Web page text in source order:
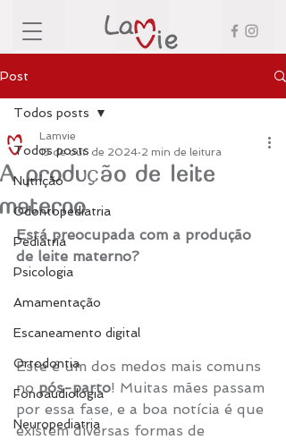
Post
Todos posts
Nutrição
Odontopediatria
Pediatria
Psicologia
Amamentação
Escaneamento digital
Ortodontia
Fonoaudiologia
Neuropediatria
Todos posts
A produção de leite
materno
Lamvie
15 de out. de 2024 2 min de leitura
Está preocupada com a produção
de leite materno?
Este é um dos medos mais comuns
no pós-parto! Muitas mães passam
por essa fase, e a boa notícia é que
existem diversas formas de